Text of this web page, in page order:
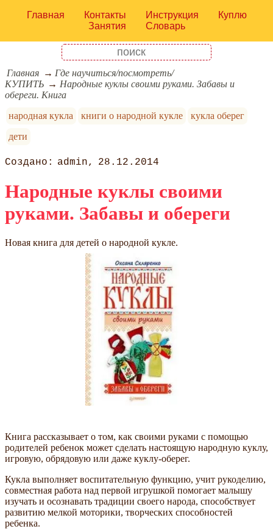
Главная Контакты Инструкция
Куплю
Занятия
Словарь
Главная
Где научиться/посмотреть/
КУПИТЬ
Народные куклы своими руками. Забавы и
обереги. Книга
народная кукла
книги о народной кукле
кукла оберег
дети
admin 28.12.2014
Народные куклы своими
руками. Забавы и обереги
Новая книга для детей о народной кукле.
Книга рассказывает о том, как своими руками с помощью
родителей ребенок может сделать настоящую народную куклу,
игровую, обрядовую или даже куклу-оберег.
Кукла выполняет воспитательную функцию, учит рукоделию,
совместная работа над первой игрушкой помогает малышу
изучать и осознавать традиции своего народа, способствует
развитию мелкой моторики, творческих способностей
ребенка.